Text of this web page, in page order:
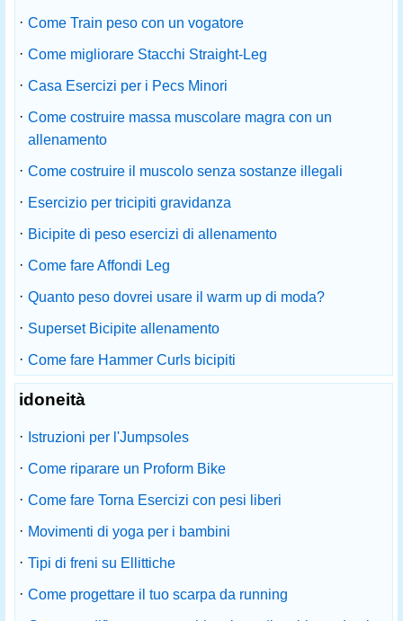
· Come Train peso con un vogatore
· Come migliorare Stacchi Straight-Leg
· Casa Esercizi per i Pecs Minori
· Come costruire massa muscolare magra con un
allenamento
· Come costruire il muscolo senza sostanze illegali
· Esercizio per tricipiti gravidanza
· Bicipite di peso esercizi di allenamento
· Come fare Affondi Leg
· Quanto peso dovrei usare il warm up di moda?
· Superset Bicipite allenamento
· Come fare Hammer Curls bicipiti
idoneità
· Istruzioni per l'Jumpsoles
· Come riparare un Proform Bike
· Come fare Torna Esercizi con pesi liberi
· Movimenti di yoga per i bambini
· Tipi di freni su Ellittiche
· Come progettare il tuo scarpa da running